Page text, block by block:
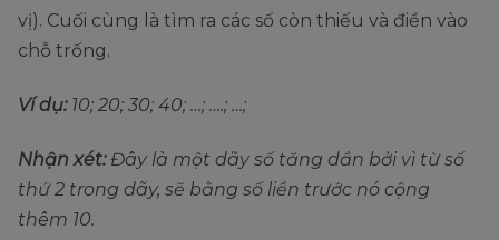
vị). Cuối cùng là tìm ra các số còn thiếu và điền vào
chỗ trống.
Ví dụ:10; 20; 30; 40; …; ….; …;
Nhận xét:Đây là một dãy số tăng dần bởi vì từ số
thứ 2 trong dãy, sẽ bằng số liền trước nó cộng
thêm 10.